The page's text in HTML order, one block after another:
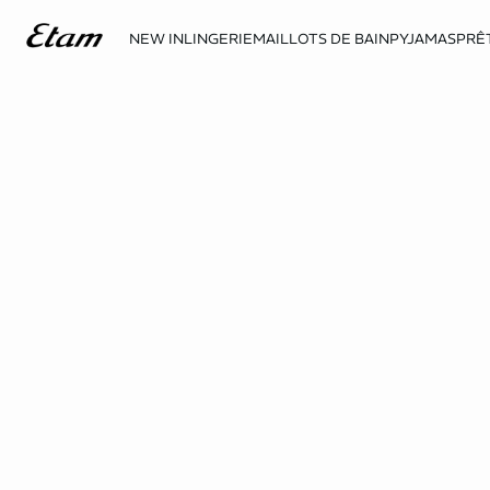
NEW INLINGERIEMAILLOTS DE BAINPYJAMAS